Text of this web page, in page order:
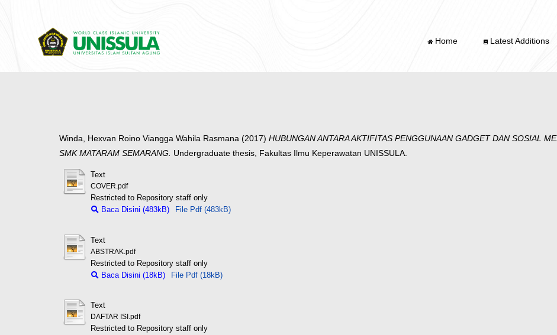
Home Latest Additions
Winda, Hexvan Roino Viangga Wahila Rasmana (2017) HUBUNGAN ANTARA AKTIFITAS PENGGUNAAN GADGET DAN SOSIAL
SMK MATARAM SEMARANG. Undergraduate thesis, Fakultas Ilmu Keperawatan UNISSULA.
Text
COVER.pdf
Restricted to Repository staff only
Baca Disini (483kB)
File Pdf (483kB)
Text
ABSTRAK.pdf
Restricted to Repository staff only
Baca Disini (18kB)
File Pdf (18kB)
Text
DAFTAR ISI.pdf
Restricted to Repository staff only